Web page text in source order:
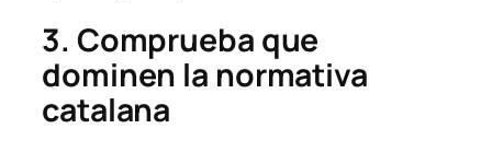
3. Comprueba que
dominen la normativa
catalana